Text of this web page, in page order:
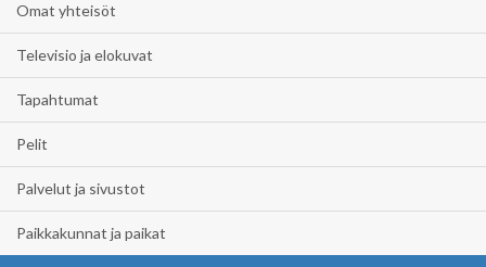
Omat yhteisöt
Televisio ja elokuvat
Tapahtumat
Pelit
Palvelut ja sivustot
Paikkakunnat ja paikat